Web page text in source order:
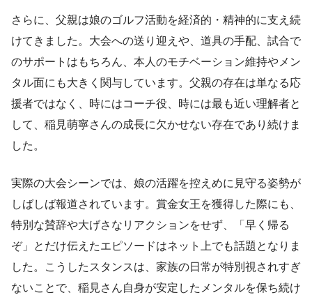
さらに、父親は娘のゴルフ活動を経済的・精神的に支え続
けてきました。大会への送り迎えや、道具の手配、試合で
のサポートはもちろん、本人のモチベーション維持やメン
タル面にも大きく関与しています。父親の存在は単なる応
援者ではなく、時にはコーチ役、時には最も近い理解者と
して、稲見萌寧さんの成長に欠かせない存在であり続けま
した。
実際の大会シーンでは、娘の活躍を控えめに見守る姿勢が
しばしば報道されています。賞金女王を獲得した際にも、
特別な賛辞や大げさなリアクションをせず、「早く帰る
ぞ」とだけ伝えたエピソードはネット上でも話題となりま
した。こうしたスタンスは、家族の日常が特別視されすぎ
ないことで、稲見さん自身が安定したメンタルを保ち続け